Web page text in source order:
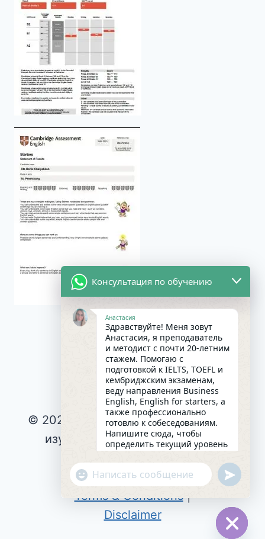
© 2026 Интересное и эффективное
изучение английского языка |
Cookie Policy|
Terms & Conditions|
Disclaimer
Консультация по обучению
Анастасия
Здравствуйте! Меня зовут
Анастасия, я преподаватель
и методист с почти 20-летним
стажем. Помогаю с
подготовкой к IELTS, TOEFL и
кембриджским экзаменам,
веду направления Business
English, English for starters, а
также профессионально
готовлю к собеседованиям.
Напишите сюда, чтобы
определить текущий уровень
английского и составить
индивидуальный план
занятий. Какова главная цель
в изучении языка на
сегодняшний день?
"+chaty_settings.lang.emoji_picker+"
WhatsApp
Message